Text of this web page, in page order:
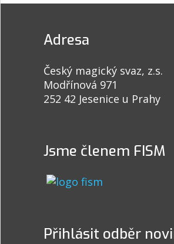
Adresa
Český magický svaz, z.s.
Modřínová 971
252 42 Jesenice u Prahy
Jsme členem FISM
Přihlásit odběr